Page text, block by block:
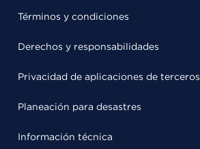
Términos y condiciones
Derechos y responsabilidades
Privacidad de aplicaciones de terceros
Planeación para desastres
Información técnica